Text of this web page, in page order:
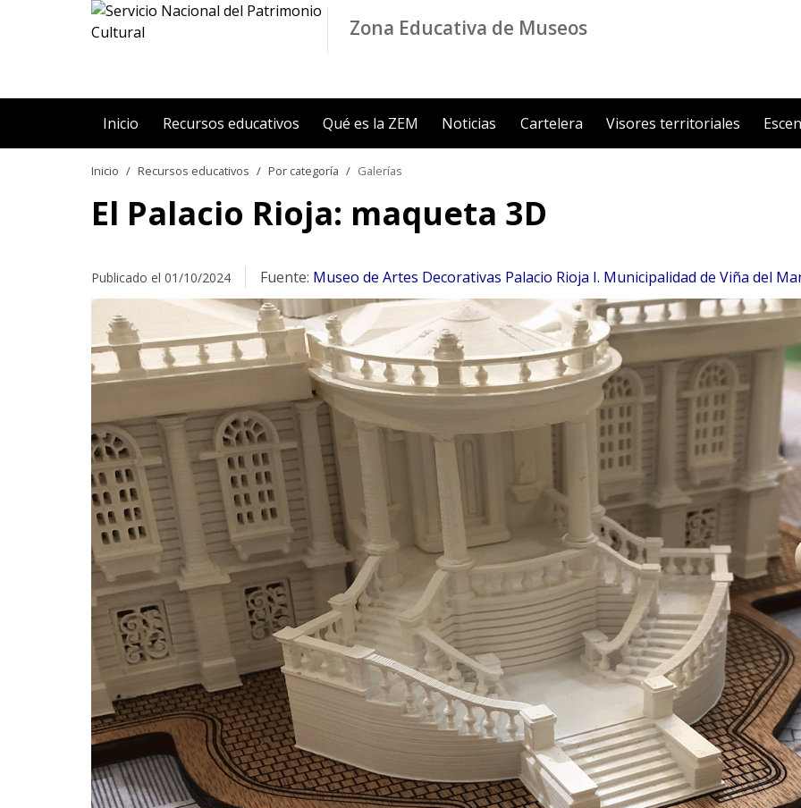
Contenido principal
Zona Educativa de Museos
Inicio Recursos educativos Qué es la ZEM Noticias Cartelera Visores territoriales
Inicio Recursos educativos Por categoría Galerías
El Palacio Rioja: maqueta 3D
Publicado el 01/10/2024 Fuente: Museo de Artes Decorativas Palacio Rioja I. Municipalidad de Viña del